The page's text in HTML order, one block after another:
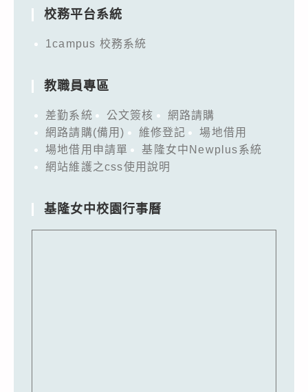
校務平台系統
1campus 校務系統
教職員專區
差勤系統 公文簽核
網路請購
網路請購(備用)
維修登記
場地借用
場地借用申請單
基隆女中Newplus系統
網站維護之css使用說明
基隆女中校園行事曆